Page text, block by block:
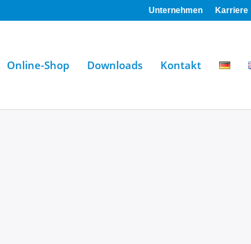
Unternehmen Karriere
Online-Shop Downloads Kontakt